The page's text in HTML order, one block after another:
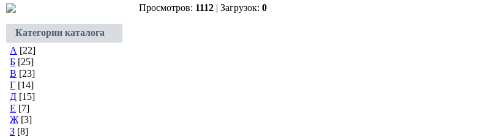
Категории каталога
А [22]
Б [25]
В [23]
Г [14]
Д [15]
Е [7]
Ж [3]
З [8]
Просмотров: 1112 | Загрузок: 0